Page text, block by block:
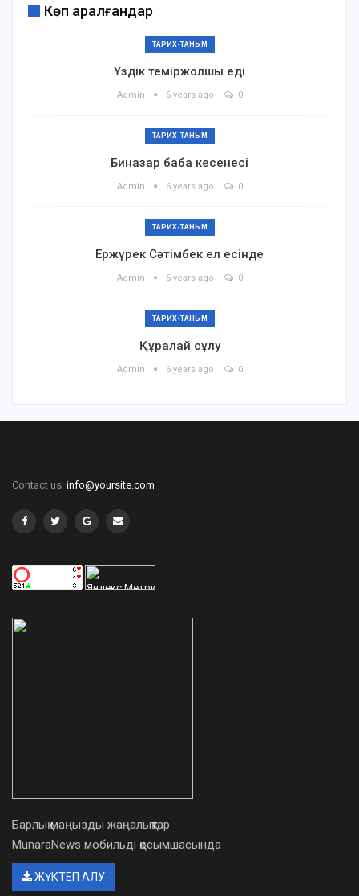
Көп қаралғандар
ТАРИХ-ТАНЫМ
Үздік теміржолшы еді
Admin 6 years ago 0
ТАРИХ-ТАНЫМ
Биназар баба кесенесі
Admin 6 years ago 0
ТАРИХ-ТАНЫМ
Ержүрек Сәтімбек ел есінде
Admin 6 years ago 0
ТАРИХ-ТАНЫМ
Құралай сұлу
Admin 6 years ago 0
Contact us: info@yoursite.com
Барлық маңызды жаңалықтар
MunaraNews мобильді қосымшасында
ЖҮКТЕП АЛУ